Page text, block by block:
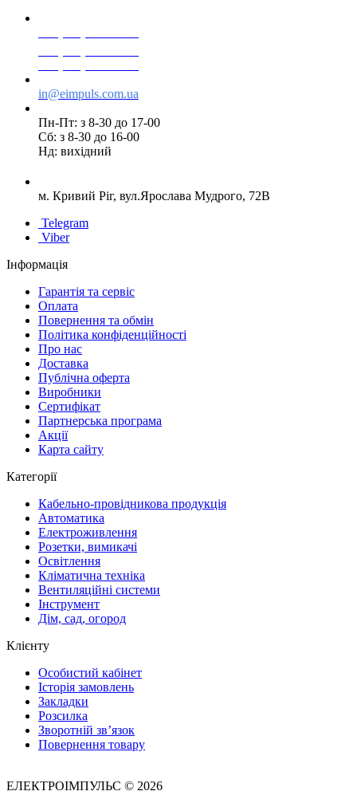
in@eimpuls.com.ua
Пн-Пт: з 8-30 до 17-00
Сб: з 8-30 до 16-00
Нд: вихідний
м. Кривий Ріг, вул.Ярослава Мудрого, 72В
Telegram
Viber
Інформація
Гарантія та сервіс
Оплата
Повернення та обмін
Політика конфіденційності
Про нас
Доставка
Публічна оферта
Виробники
Сертифікат
Партнерська програма
Акції
Карта сайту
Категорії
Кабельно-провідникова продукція
Автоматика
Електроживлення
Розетки, вимикачі
Освітлення
Кліматична техніка
Вентиляційні системи
Інструмент
Дім, сад, огород
Клієнту
Особистий кабінет
Історія замовлень
Закладки
Розсилка
Зворотній зв’язок
Повернення товару
ЕЛЕКТРОІМПУЛЬС © 2026